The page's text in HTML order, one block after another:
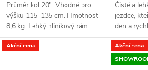
Průměr kol 20". Vhodné pro
výšku 115–135 cm. Hmotnost
8,6 kg. Lehký hliníkový rám.
Komponenty SHIMANO
Revoshift, 6 rychlostí. V brzdy
Čisté a
jezdce,
den a
Jr 20 se
Akční cena
Akční cena